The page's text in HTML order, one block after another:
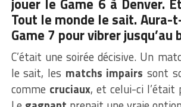
jouer le Game 6 à Denver.
Tout le monde le sait. Aura-
Game 7 pour vibrer jusqu’au
C’était une soirée décisive. Un
le sait, les matchs impairs sont
comme cruciaux, et celui-ci l’était